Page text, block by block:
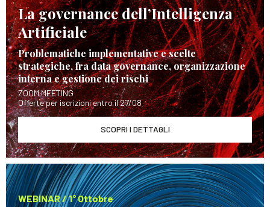
La governance dell’Intelligenza
Artificiale
Problematiche implementative e scelte
strategiche, fra data governance, organizzazione
interna e gestione dei rischi
ZOOM MEETING
Offerte per iscrizioni entro il 27/08
SCOPRI I DETTAGLI
WEBINAR / 1° Ottobre